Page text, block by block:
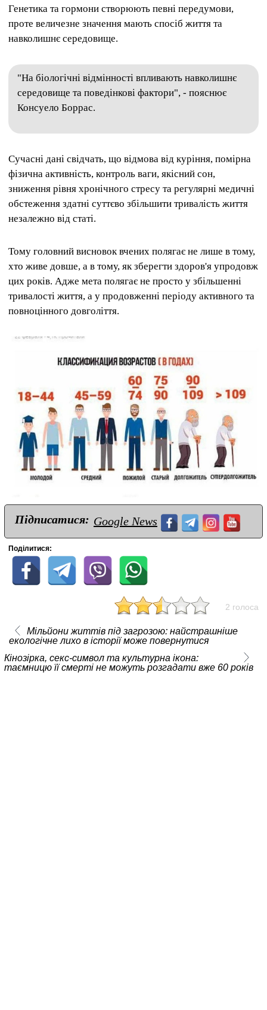
Генетика та гормони створюють певні передумови,
проте величезне значення мають спосіб життя та
навколишнє середовище.
"На біологічні відмінності впливають навколишнє
середовище та поведінкові фактори", - пояснює
Консуело Боррас.
Сучасні дані свідчать, що відмова від куріння, помірна
фізична активність, контроль ваги, якісний сон,
зниження рівня хронічного стресу та регулярні медичні
обстеження здатні суттєво збільшити тривалість життя
незалежно від статі.
Тому головний висновок вчених полягає не лише в тому,
хто живе довше, а в тому, як зберегти здоров'я упродовж
цих років. Адже мета полягає не просто у збільшенні
тривалості життя, а у продовженні періоду активного та
повноцінного довголіття.
Підписатися: Google News
Поділитися:
2 голоса
Мільйони життів під загрозою: найстрашніше
екологічне лихо в історії може повернутися
Кінозірка, секс-символ та культурна ікона:
таємницю її смерті не можуть розгадати вже 60 років